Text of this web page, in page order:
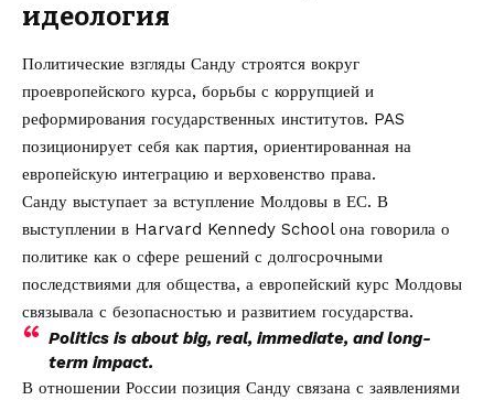
идеология
Политические взгляды Санду строятся вокруг
проевропейского курса, борьбы с коррупцией и
реформирования государственных институтов. PAS
позиционирует себя как партия, ориентированная на
европейскую интеграцию и верховенство права.
Санду выступает за вступление Молдовы в ЕС. В
выступлении в Harvard Kennedy School она говорила о
политике как о сфере решений с долгосрочными
последствиями для общества, а европейский курс Молдовы
связывала с безопасностью и развитием государства.
Politics is about big, real, immediate, and long-
term impact.
В отношении России позиция Санду связана с заявлениями